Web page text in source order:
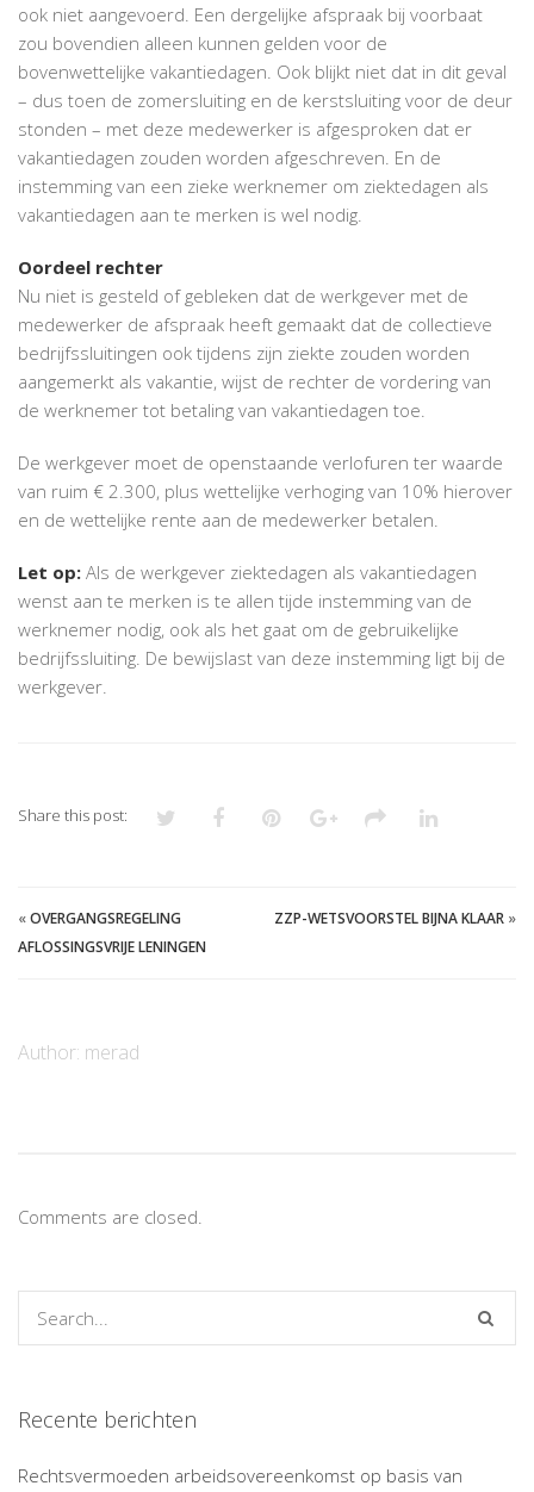
ook niet aangevoerd. Een dergelijke afspraak bij voorbaat
zou bovendien alleen kunnen gelden voor de
bovenwettelijke vakantiedagen. Ook blijkt niet dat in dit geval
– dus toen de zomersluiting en de kerstsluiting voor de deur
stonden – met deze medewerker is afgesproken dat er
vakantiedagen zouden worden afgeschreven. En de
instemming van een zieke werknemer om ziektedagen als
vakantiedagen aan te merken is wel nodig.
Oordeel rechter
Nu niet is gesteld of gebleken dat de werkgever met de
medewerker de afspraak heeft gemaakt dat de collectieve
bedrijfssluitingen ook tijdens zijn ziekte zouden worden
aangemerkt als vakantie, wijst de rechter de vordering van
de werknemer tot betaling van vakantiedagen toe.
De werkgever moet de openstaande verlofuren ter waarde
van ruim € 2.300, plus wettelijke verhoging van 10% hierover
en de wettelijke rente aan de medewerker betalen.
Let op: Als de werkgever ziektedagen als vakantiedagen
wenst aan te merken is te allen tijde instemming van de
werknemer nodig, ook als het gaat om de gebruikelijke
bedrijfssluiting. De bewijslast van deze instemming ligt bij de
werkgever.
Share this post:
«OVERGANGSREGELING
AFLOSSINGSVRIJE LENINGEN
ZZP-WETSVOORSTEL BIJNA KLAAR »
Author: merad
Comments are closed.
Recente berichten
Rechtsvermoeden arbeidsovereenkomst op basis van